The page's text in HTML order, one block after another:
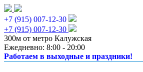
+7 (915) 007-12-30
+7 (915) 007-12-30
300м от метро Калужская
Ежедневно: 8:00 - 20:00
Работаем в выходные и праздники!